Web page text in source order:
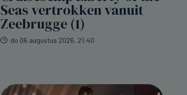
Seas vertrokken vanuit
Zeebrugge (1)
do 06 augustus 2026, 21:40